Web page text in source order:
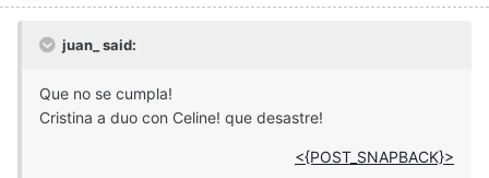
juan_ said:
Que no se cumpla!
Cristina a duo con Celine! que desastre!
<{POST_SNAPBACK}>